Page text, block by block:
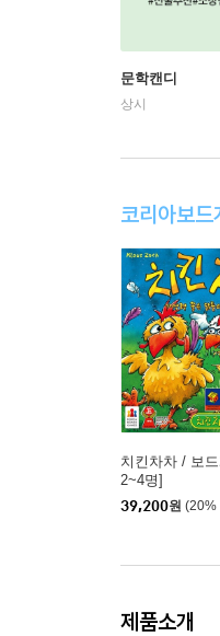
문학캔디
상시
코리아보드
치킨차차 / 보
2~4명]
39,200원 (20%
제품소개